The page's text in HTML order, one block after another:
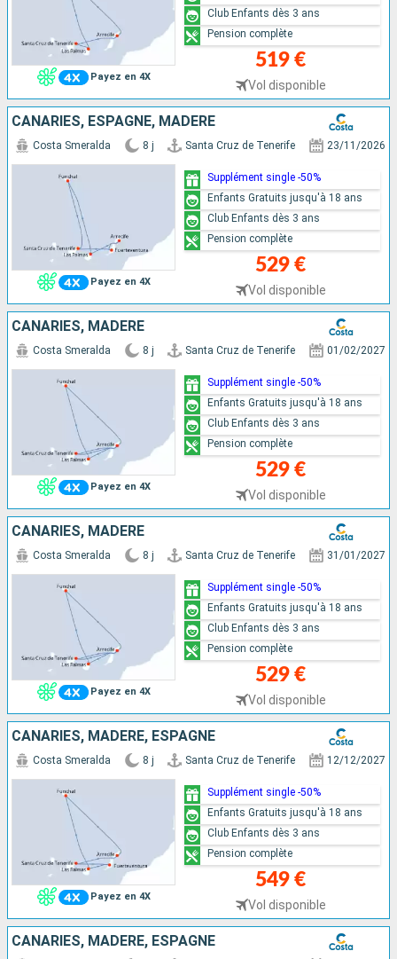
Payez en 4X
519 €
Vol disponible
Club Enfants dès 3 ans
Pension complète
CANARIES, ESPAGNE, MADÈRE
Payez en 4X
Costa Smeralda 8 j Santa Cruz de Tenerife 23/11/2026
529 €
Vol disponible
Supplément single -50%
Enfants Gratuits jusqu'à 18 ans
Club Enfants dès 3 ans
Pension complète
CANARIES, MADÈRE
Payez en 4X
Costa Smeralda 8 j Santa Cruz de Tenerife 01/02/2027
529 €
Vol disponible
Supplément single -50%
Enfants Gratuits jusqu'à 18 ans
Club Enfants dès 3 ans
Pension complète
CANARIES, MADÈRE
Payez en 4X
Costa Smeralda 8 j Santa Cruz de Tenerife 31/01/2027
529 €
Vol disponible
Supplément single -50%
Enfants Gratuits jusqu'à 18 ans
Club Enfants dès 3 ans
Pension complète
CANARIES, MADÈRE, ESPAGNE
Payez en 4X
Costa Smeralda 8 j Santa Cruz de Tenerife 12/12/2027
549 €
Vol disponible
Supplément single -50%
Enfants Gratuits jusqu'à 18 ans
Club Enfants dès 3 ans
Pension complète
CANARIES, MADÈRE, ESPAGNE